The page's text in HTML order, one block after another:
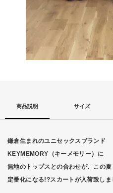
商品説明 サイズ
鎌倉生まれのユニセックスブランド
KEYMEMORY（キーメモリー）に
無地のトップスとの合わせが、この夏
定番化になる!?スカートが入荷致しま